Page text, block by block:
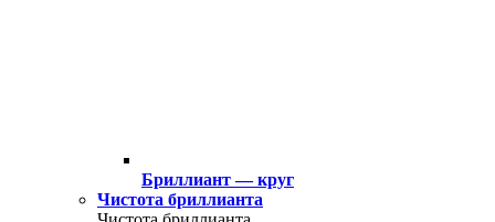
Бриллиант — круг
Чистота бриллианта